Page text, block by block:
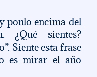
ponlo encima del
¿Qué sientes?
Siente esta frase
es mirar el año